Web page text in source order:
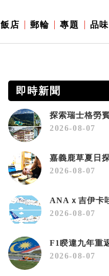
飯店 郵輪 專題 品味
即時新聞
2026-08-07
2026-08-07
2026-08-07
2026-08-07